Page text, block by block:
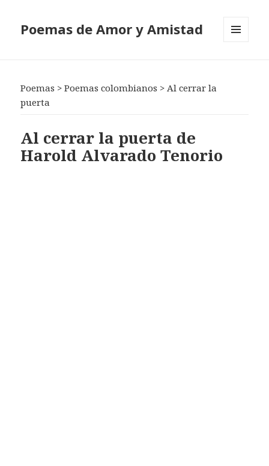
Poemas de Amor y Amistad
Poemas >Poemas colombianos >Al cerrar la
puerta
Al cerrar la puerta de
Harold Alvarado Tenorio